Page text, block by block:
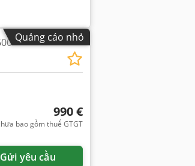
Quảng cáo nhỏ
990 €
bao gồm thuế GTGT
Gửi yêu cầu